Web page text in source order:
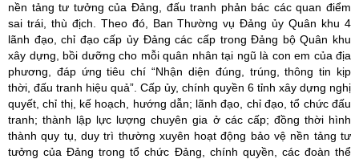
nền tảng tư tưởng của Đảng, đấu tranh phản bác các quan điểm
sai trái, thù địch. Theo đó, Ban Thường vụ Đảng ủy Quân khu 4
lãnh đạo, chỉ đạo cấp ủy Đảng các cấp trong Đảng bộ Quân khu
xây dựng, bồi dưỡng cho mỗi quân nhân tại ngũ là con em của địa
phương, đáp ứng tiêu chí“Nhận diện đúng, trúng, thông tin kịp
thời, đấu tranh hiệu quả”. Cấp ủy, chính quyền 6 tỉnh xây dựng nghị
quyết, chỉ thị, kế hoạch, hướng dẫn; lãnh đạo, chỉ đạo, tổ chức đấu
tranh; thành lập lực lượng chuyên gia ở các cấp; đồng thời hình
thành quy tụ, duy trì thường xuyên hoạt động bảo vệ nền tảng tư
tưởng của Đảng trong tổ chức Đảng, chính quyền, các đoàn thể